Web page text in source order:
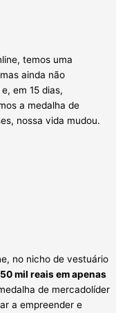
temos uma
ainda não
em 15 dias,
a medalha de
nossa vida mudou.
no nicho de vestuário
mil reais em apenas
de mercadolíder
a empreender e